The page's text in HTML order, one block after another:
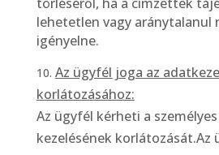
lehetetlen vagy aránytalanul
igényelne.
Az ügyfél joga az
korlátozásához:
Az ügyfél kérheti a
kezelésének korlátozását.Az